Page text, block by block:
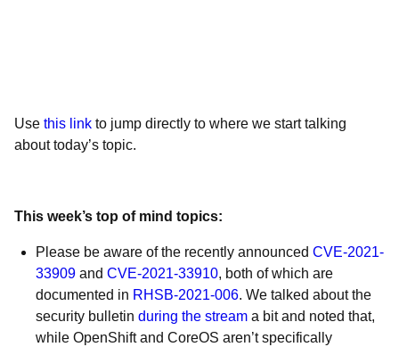
Use this link to jump directly to where we start talking
about today’s topic.
This week’s top of mind topics:
Please be aware of the recently announced CVE-2021-
33909 and CVE-2021-33910, both of which are
documented in RHSB-2021-006. We talked about the
security bulletin during the stream a bit and noted that,
while OpenShift and CoreOS aren’t specifically